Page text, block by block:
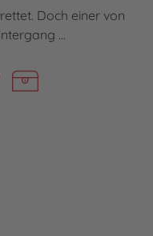
Doch einer von
...